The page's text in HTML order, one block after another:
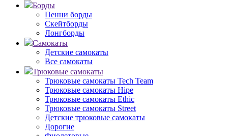
Борды
Пенни борды
Скейтборды
Лонгборды
Самокаты
Детские самокаты
Все самокаты
Трюковые самокаты
Трюковые самокаты Tech Team
Трюковые самокаты Hipe
Трюковые самокаты Ethic
Трюковые самокаты Street
Детские трюковые самокаты
Дорогие